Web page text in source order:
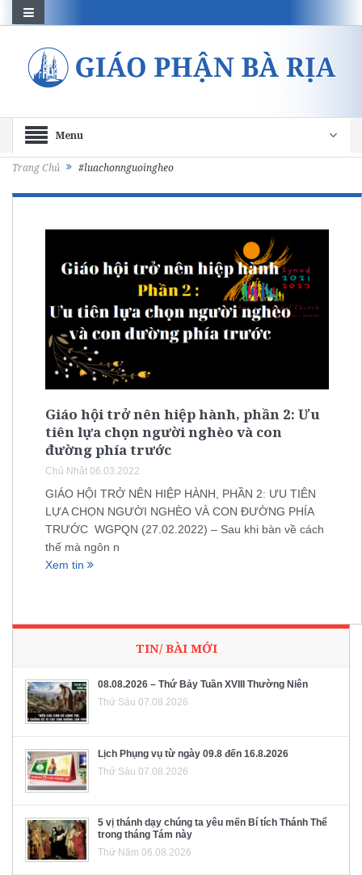
Menu
Trang Chủ #luachonnguoingheo
Giáo hội trở nên hiệp hành, phần 2: Ưu
tiên lựa chọn người nghèo và con
đường phía trước
Chủ Nhật 06.03.2022
GIÁO HỘI TRỞ NÊN HIỆP HÀNH, PHẦN 2: ƯU TIÊN
LỰA CHỌN NGƯỜI NGHÈO VÀ CON ĐƯỜNG PHÍA
TRƯỚC WGPQN (27.02.2022) – Sau khi bàn về cách
thế mà ngôn n
Xem tin
TIN/ BÀI MỚI
08.08.2026 – Thứ Bảy Tuần XVIII Thường Niên
Thứ Sáu 07.08.2026
Lịch Phụng vụ từ ngày 09.8 đến 16.8.2026
Thứ Sáu 07.08.2026
5 vị thánh dạy chúng ta yêu mến Bí tích Thánh Thể
trong tháng Tám này
Thứ Năm 06.08.2026